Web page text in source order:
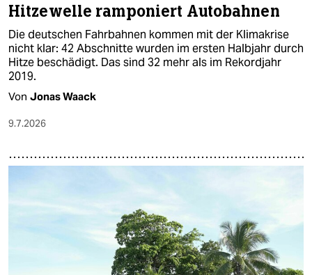
Hitzewelle ramponiert Autobahnen
Die deutschen Fahrbahnen kommen mit der Klimakrise
nicht klar: 42 Abschnitte wurden im ersten Halbjahr durch
Hitze beschädigt. Das sind 32 mehr als im Rekordjahr
2019.
Von Jonas Waack
9.7.2026